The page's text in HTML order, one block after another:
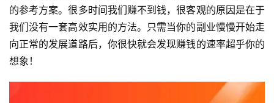
的参考方案。很多时间我们赚不到钱，很客观的原因是在于
我们没有一套高效实用的方法。只需当你的副业慢慢开始走
向正常的发展道路后，你很快就会发现赚钱的速率超乎你的
想象！